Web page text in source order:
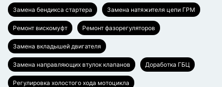
Замена бендикса стартера Замена натяжителя цепи ГРМ
Ремонт вискомуфт Ремонт фазорегуляторов
Замена вкладышей двигателя
Замена направляющих втулок клапанов Доработка ГБЦ
Регулировка холостого хода мотоцикла